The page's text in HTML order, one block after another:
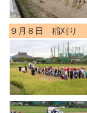
９月８日 稲刈り